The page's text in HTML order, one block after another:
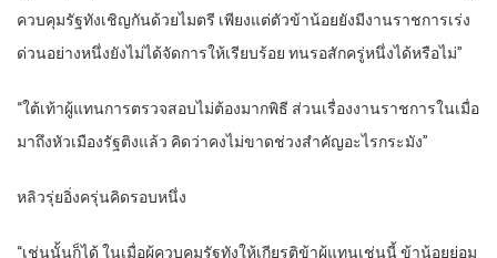
ควบคุมรัฐทังเชิญกันด้วยไมตรี เพียงแต่ตัวข้าน้อยยังมีงานราชการเร่ง
ด่วนอย่างหนึ่งยังไม่ได้จัดการให้เรียบร้อย ทนรอสักครู่หนึ่งได้หรือไม่”
“ใต้เท้าผู้แทนการตรวจสอบไม่ต้องมากพิธี ส่วนเรื่องงานราชการในเมื่อ
มาถึงหัวเมืองรัฐติงแล้ว คิดว่าคงไม่ขาดช่วงสำคัญอะไรกระมัง”
หลิวรุ่ยอิ่งครุ่นคิดรอบหนึ่ง
“เช่นนั้นก็ได้ ในเมื่อผู้ควบคุมรัฐทังให้เกียรติข้าผู้แทนเช่นนี้ ข้าน้อยย่อม